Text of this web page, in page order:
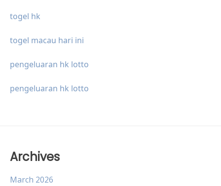
togel hk
togel macau hari ini
pengeluaran hk lotto
pengeluaran hk lotto
Archives
March 2026